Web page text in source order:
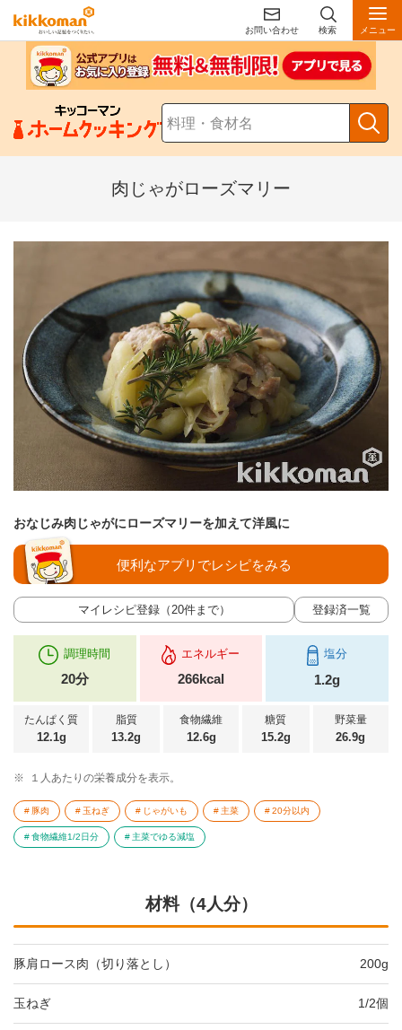
お問い合わせ 検索 メニュー
肉じゃがローズマリー
おなじみ肉じゃがにローズマリーを加えて洋風に
マイレシピ登録（20件まで） 登録済一覧
便利なアプリでレシピをみる
調理時間
20分
エネルギー
266kcal
塩分
1.2g
たんぱく質
12.1g
脂質
13.2g
食物繊維
12.6g
糖質
15.2g
野菜量
26.9g
※ １人あたりの栄養成分を表示。
豚肉 玉ねぎ じゃがいも 主菜 20分以内
食物繊維1/2日分 主菜でゆる減塩
材料（4人分）
豚肩ロース肉（切り落とし） 200g
玉ねぎ 1/2個